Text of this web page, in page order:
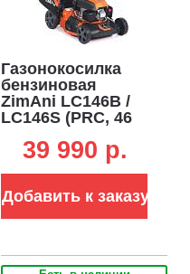
Газонокосилка
бензиновая
ZimAni LC146B /
LC146S (PRC, 46
Quattro Blade, 3 в
39 990 p.
Добавить к заказу